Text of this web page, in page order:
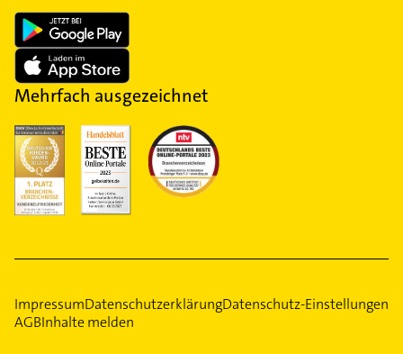
Mehrfach ausgezeichnet
ImpressumDatenschutzerklärungDatenschutz-Einstellungen
AGBInhalte melden